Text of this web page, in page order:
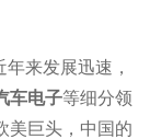
年来发展迅速，
车电子等细分领
美巨头，中国的